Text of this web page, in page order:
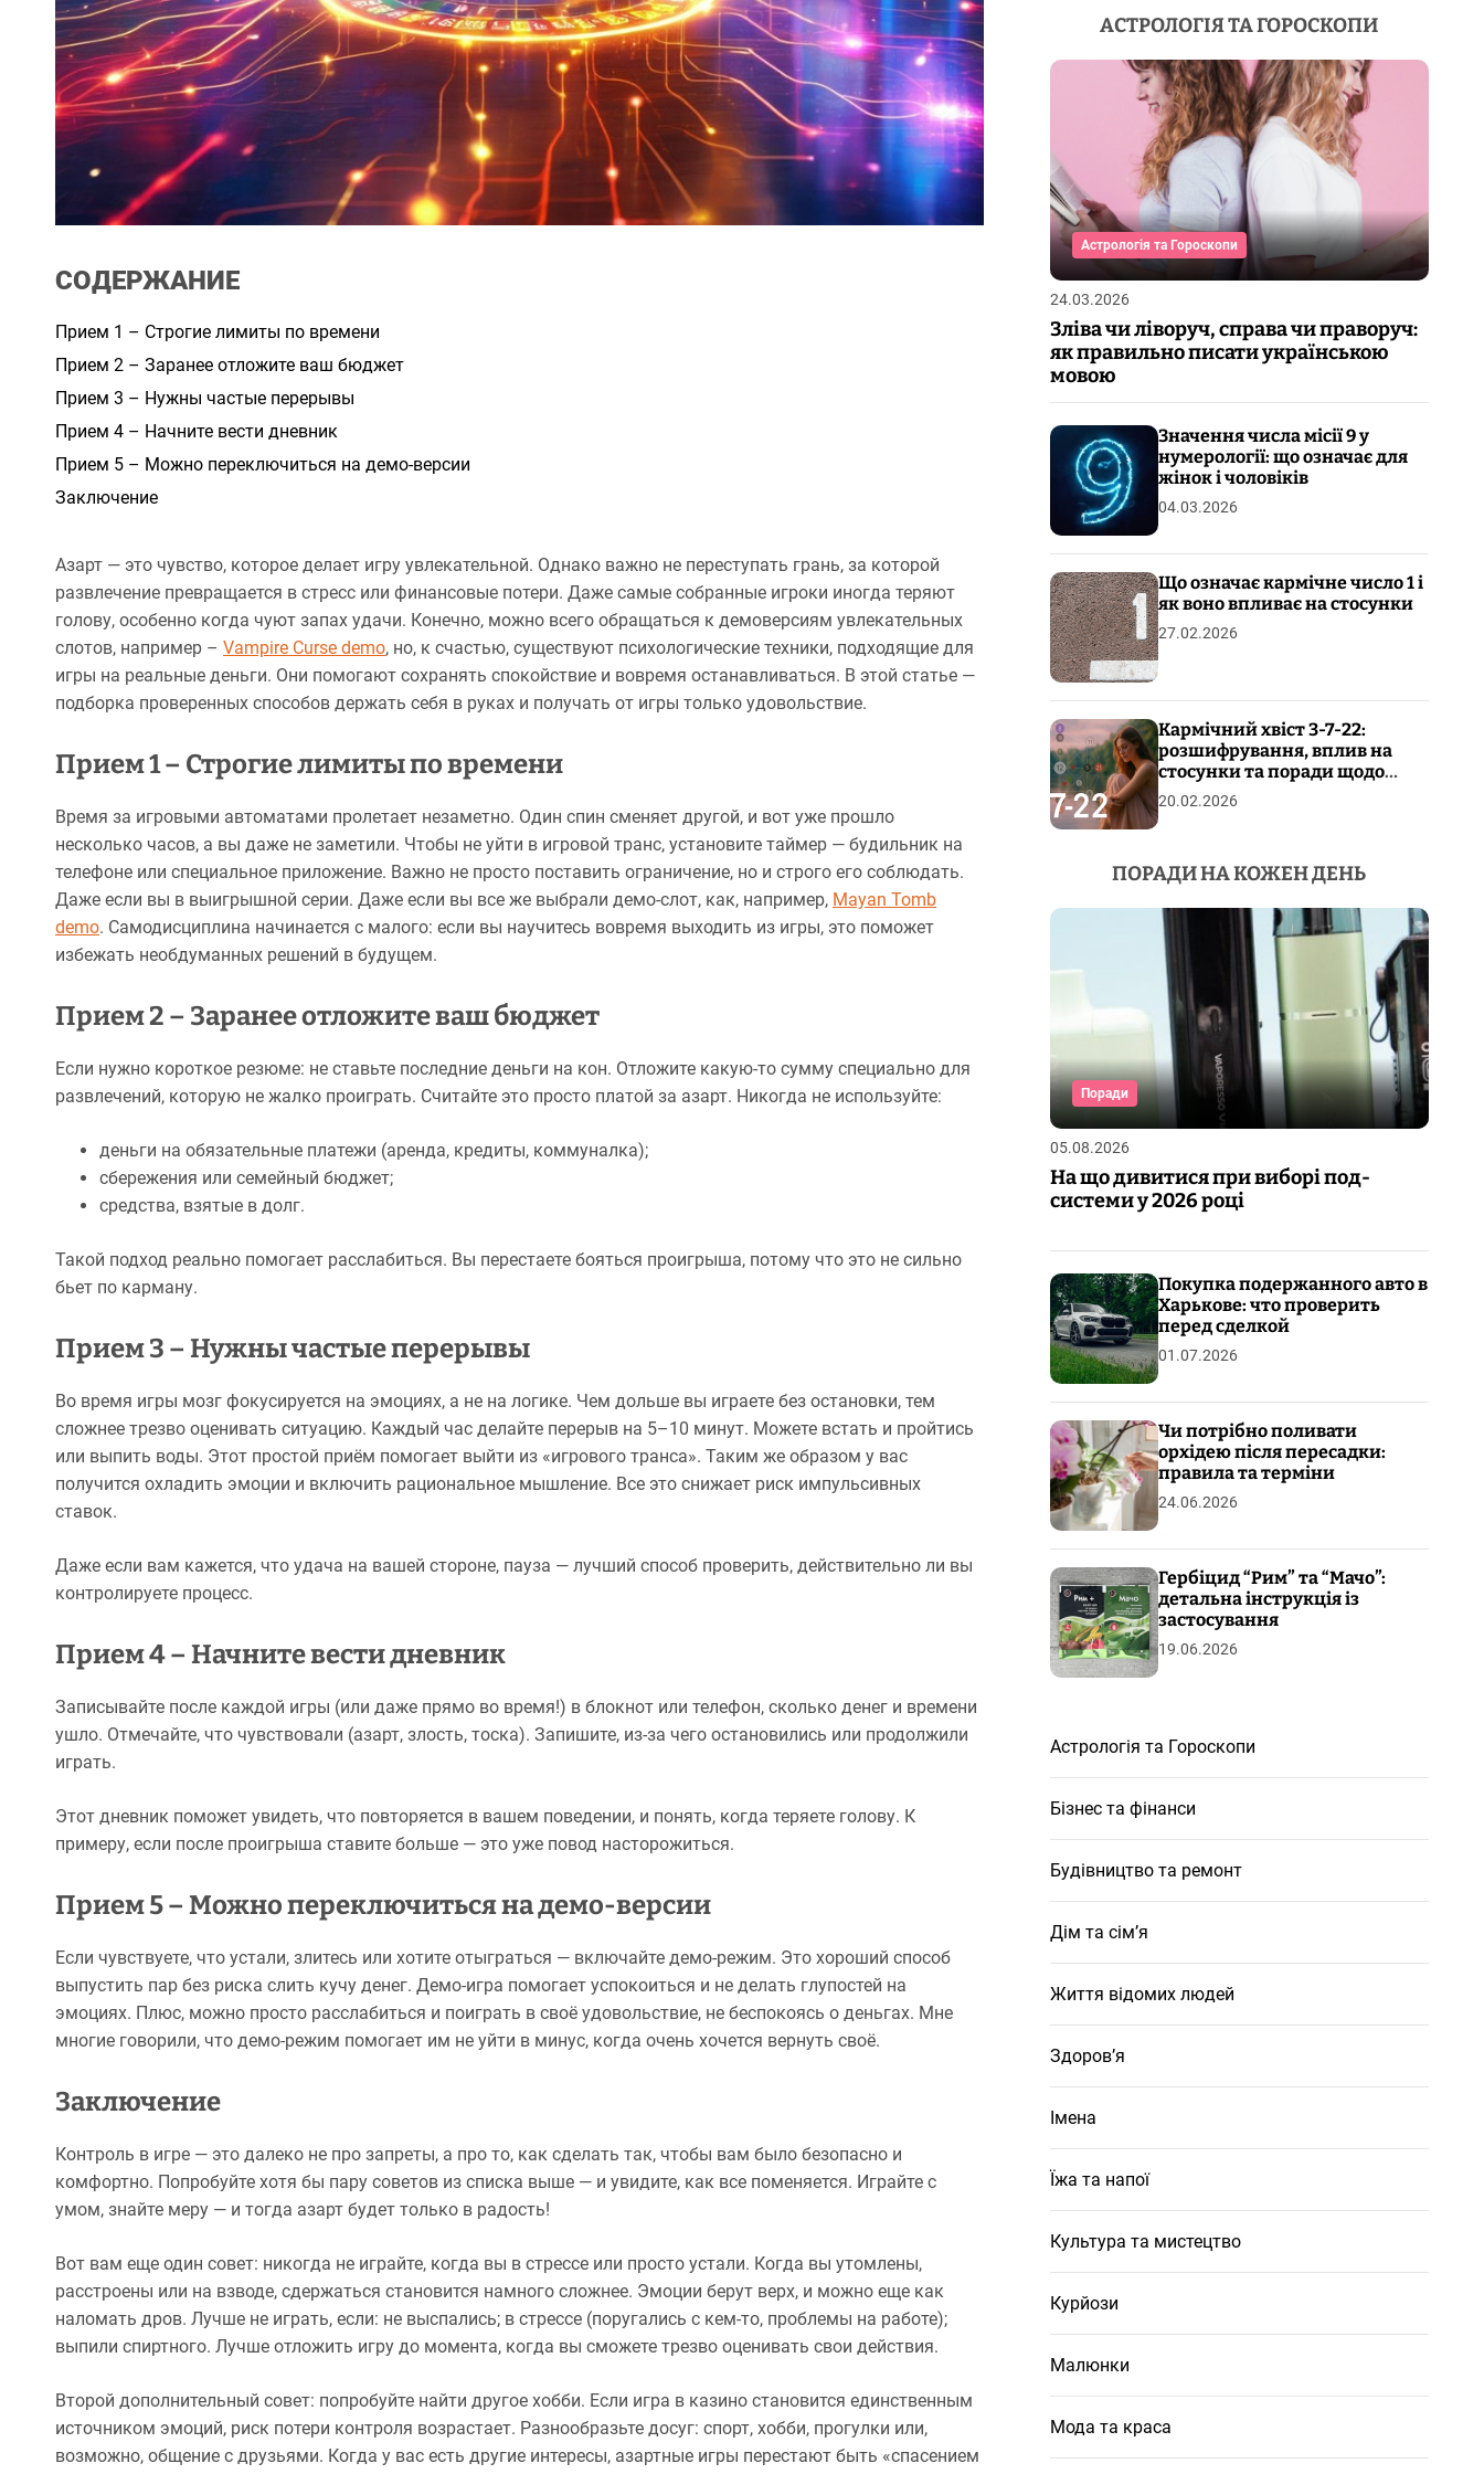
СОДЕРЖАНИЕ
Прием 1 – Строгие лимиты по времени
Прием 2 – Заранее отложите ваш бюджет
Прием 3 – Нужны частые перерывы
Прием 4 – Начните вести дневник
Прием 5 – Можно переключиться на демо-версии
Заключение
Азарт — это чувство, которое делает игру увлекательной. Однако важно не переступать грань, за которой
развлечение превращается в стресс или финансовые потери. Даже самые собранные игроки иногда теряют
голову, особенно когда чуют запах удачи. Конечно, можно всего обращаться к демоверсиям увлекательных
слотов, например – Vampire Curse demo, но, к счастью, существуют психологические техники, подходящие для
игры на реальные деньги. Они помогают сохранять спокойствие и вовремя останавливаться. В этой статье —
подборка проверенных способов держать себя в руках и получать от игры только удовольствие.
Прием 1 – Строгие лимиты по времени
Время за игровыми автоматами пролетает незаметно. Один спин сменяет другой, и вот уже прошло
несколько часов, а вы даже не заметили. Чтобы не уйти в игровой транс, установите таймер — будильник на
телефоне или специальное приложение. Важно не просто поставить ограничение, но и строго его соблюдать.
Даже если вы в выигрышной серии. Даже если вы все же выбрали демо-слот, как, например, Mayan Tomb
demo. Самодисциплина начинается с малого: если вы научитесь вовремя выходить из игры, это поможет
избежать необдуманных решений в будущем.
Прием 2 – Заранее отложите ваш бюджет
Если нужно короткое резюме: не ставьте последние деньги на кон. Отложите какую-то сумму специально для
развлечений, которую не жалко проиграть. Считайте это просто платой за азарт. Никогда не используйте:
деньги на обязательные платежи (аренда, кредиты, коммуналка);
сбережения или семейный бюджет;
средства, взятые в долг.
Такой подход реально помогает расслабиться. Вы перестаете бояться проигрыша, потому что это не сильно
бьет по карману.
Прием 3 – Нужны частые перерывы
Во время игры мозг фокусируется на эмоциях, а не на логике. Чем дольше вы играете без остановки, тем
сложнее трезво оценивать ситуацию. Каждый час делайте перерыв на 5–10 минут. Можете встать и пройтись
или выпить воды. Этот простой приём помогает выйти из «игрового транса». Таким же образом у вас
получится охладить эмоции и включить рациональное мышление. Все это снижает риск импульсивных
ставок.
Даже если вам кажется, что удача на вашей стороне, пауза — лучший способ проверить, действительно ли вы
контролируете процесс.
Прием 4 – Начните вести дневник
Записывайте после каждой игры (или даже прямо во время!) в блокнот или телефон, сколько денег и времени
ушло. Отмечайте, что чувствовали (азарт, злость, тоска). Запишите, из-за чего остановились или продолжили
играть.
Этот дневник поможет увидеть, что повторяется в вашем поведении, и понять, когда теряете голову. К
примеру, если после проигрыша ставите больше — это уже повод насторожиться.
Прием 5 – Можно переключиться на демо-версии
Если чувствуете, что устали, злитесь или хотите отыграться — включайте демо-режим. Это хороший способ
выпустить пар без риска слить кучу денег. Демо-игра помогает успокоиться и не делать глупостей на
эмоциях. Плюс, можно просто расслабиться и поиграть в своё удовольствие, не беспокоясь о деньгах. Мне
многие говорили, что демо-режим помогает им не уйти в минус, когда очень хочется вернуть своё.
Заключение
Контроль в игре — это далеко не про запреты, а про то, как сделать так, чтобы вам было безопасно и
комфортно. Попробуйте хотя бы пару советов из списка выше — и увидите, как все поменяется. Играйте с
умом, знайте меру — и тогда азарт будет только в радость!
Вот вам еще один совет: никогда не играйте, когда вы в стрессе или просто устали. Когда вы утомлены,
расстроены или на взводе, сдержаться становится намного сложнее. Эмоции берут верх, и можно еще как
наломать дров. Лучше не играть, если: не выспались; в стрессе (поругались с кем-то, проблемы на работе);
выпили спиртного. Лучше отложить игру до момента, когда вы сможете трезво оценивать свои действия.
Второй дополнительный совет: попробуйте найти другое хобби. Если игра в казино становится единственным
источником эмоций, риск потери контроля возрастает. Разнообразьте досуг: спорт, хобби, прогулки или,
возможно, общение с друзьями. Когда у вас есть другие интересы, азартные игры перестают быть «спасением
АСТРОЛОГІЯ ТА ГОРОСКОПИ
Астрологія та Гороскопи
24.03.2026
Зліва чи ліворуч, справа чи праворуч:
як правильно писати українською
мовою
Значення числа місії 9 у
нумерології: що означає для
жінок і чоловіків
04.03.2026
Що означає кармічне число 1 і
як воно впливає на стосунки
27.02.2026
Кармічний хвіст 3-7-22:
розшифрування, вплив на
стосунки та поради щодо
пропрацювання
20.02.2026
ПОРАДИ НА КОЖЕН ДЕНЬ
Поради
05.08.2026
На що дивитися при виборі под-
системи у 2026 році
Покупка подержанного авто в
Харькове: что проверить
перед сделкой
01.07.2026
Чи потрібно поливати
орхідею після пересадки:
правила та терміни
24.06.2026
Гербіцид “Рим” та “Мачо”:
детальна інструкція із
застосування
19.06.2026
Астрологія та Гороскопи
Бізнес та фінанси
Будівництво та ремонт
Дім та сім’я
Життя відомих людей
Здоров’я
Імена
Їжа та напої
Культура та мистецтво
Курйози
Малюнки
Мода та краса